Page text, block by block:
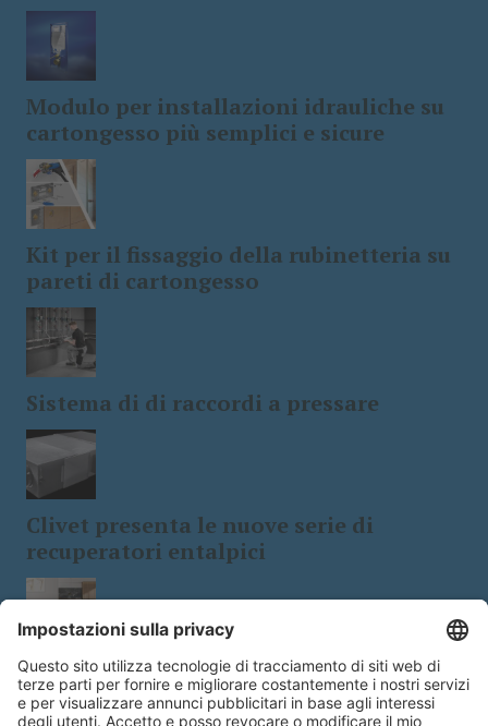
Modulo per installazioni idrauliche su
cartongesso più semplici e sicure
Kit per il fissaggio della rubinetteria su
pareti di cartongesso
Sistema di di raccordi a pressare
Clivet presenta le nuove serie di
recuperatori entalpici
Tecnologia e design: le stufe a
biomassa a 5 stelle